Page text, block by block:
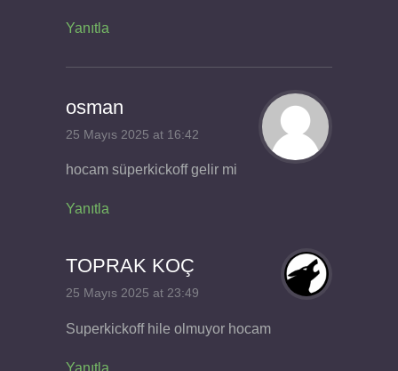
Yanıtla
osman
25 Mayıs 2025 at 16:42
hocam süperkickoff gelir mi
Yanıtla
TOPRAK KOÇ
25 Mayıs 2025 at 23:49
Superkickoff hile olmuyor hocam
Yanıtla